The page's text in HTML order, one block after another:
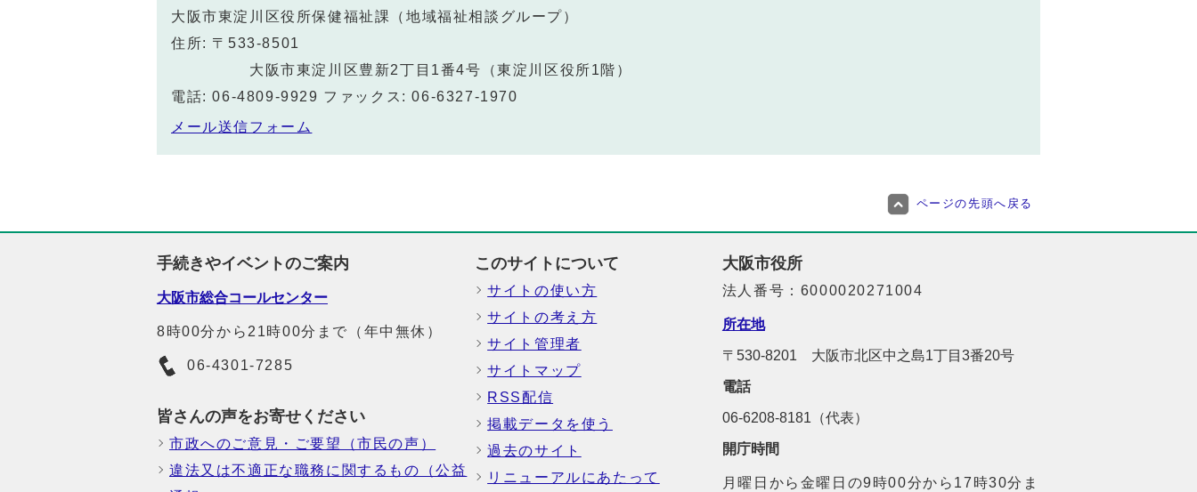
大阪市東淀川区役所保健福祉課（地域福祉相談グループ）
住所: 〒533-8501
大阪市東淀川区豊新2丁目1番4号（東淀川区役所1階）
電話: 06-4809-9929 ファックス: 06-6327-1970
メール送信フォーム
ページの先頭へ戻る
手続きやイベントのご案内
大阪市総合コールセンター
8時00分から21時00分まで（年中無休）
06-4301-7285
皆さんの声をお寄せください
市政へのご意見・ご要望（市民の声）
違法又は不適正な職務に関するもの（公益
このサイトについて
サイトの使い方
サイトの考え方
サイト管理者
サイトマップ
RSS配信
掲載データを使う
過去のサイト
リニューアルにあたって
大阪市役所
法人番号：6000020271004
所在地
〒530-8201 大阪市北区中之島1丁目3番20号
電話
06-6208-8181（代表）
開庁時間
月曜日から金曜日の9時00分から17時30分ま